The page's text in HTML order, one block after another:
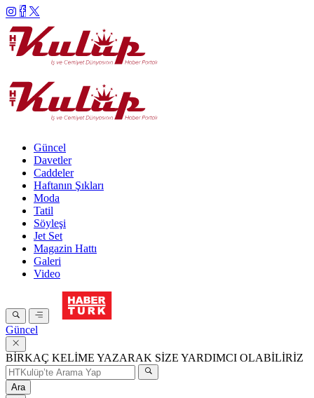
Güncel
Davetler
Caddeler
Haftanın Şıkları
Moda
Tatil
Söyleşi
Jet Set
Magazin Hattı
Galeri
Video
Güncel
BİRKAÇ KELİME YAZARAK SİZE YARDIMCI OLABİLİRİZ
Ara